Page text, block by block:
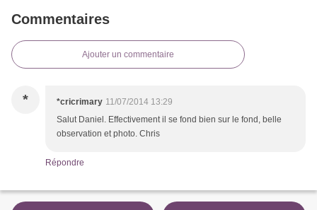
Commentaires
Ajouter un commentaire
* *cricrimary 11/07/2014 13:29
Salut Daniel. Effectivement il se fond bien sur le fond, belle
observation et photo. Chris
Répondre